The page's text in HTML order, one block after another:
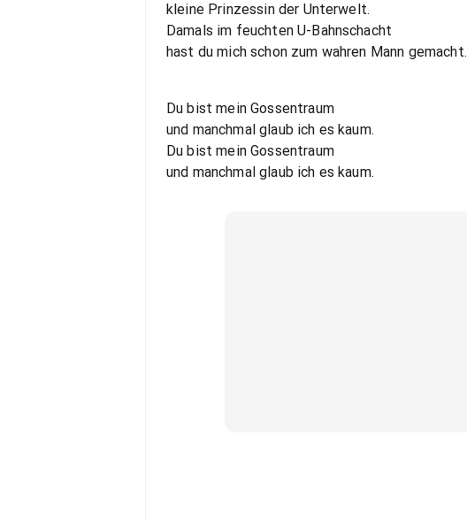
kleine Prinzessin der Unterwelt.
Damals im feuchten U-Bahnschacht
hast du mich schon zum wahren Mann gemacht.
Du bist mein Gossentraum
und manchmal glaub ich es kaum.
Du bist mein Gossentraum
und manchmal glaub ich es kaum.